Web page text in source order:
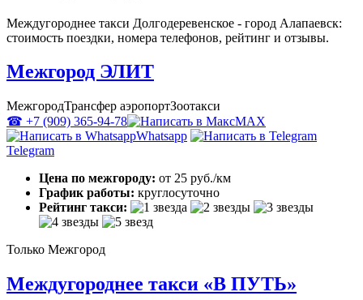
Междугороднее такси Долгодеревенское - город Алапаевск:
стоимость поездки, номера телефонов, рейтинг и отзывы.
Межгород ЭЛИТ
МежгородТрансфер аэропортЗоотакси
☎ +7 (909) 365-94-78
MAX
Whatsapp
Telegram
Цена по межгороду: от 25 руб./км
График работы: круглосуточно
Рейтинг такси:
Только Межгород
Междугороднее такси «В ПУТЬ»